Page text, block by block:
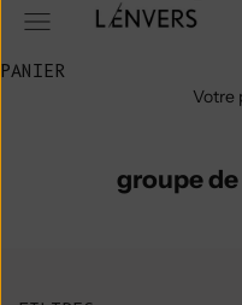
L'ENVERS
Ouvrir le menu de
PANIER
Votre
groupe